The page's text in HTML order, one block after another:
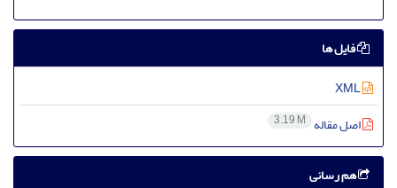
فایل ها
اصل مقاله 3.19 M
هم رسانی